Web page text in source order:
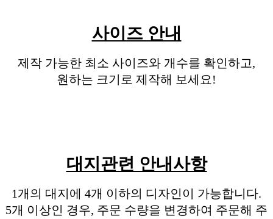
사이즈 안내
제작 가능한 최소 사이즈와 개수를 확인하고,
원하는 크기로 제작해 보세요!
대지관련 안내사항
1개의 대지에 4개 이하의 디자인이 가능합니다.
5개 이상인 경우, 주문 수량을 변경하여 주문해 주